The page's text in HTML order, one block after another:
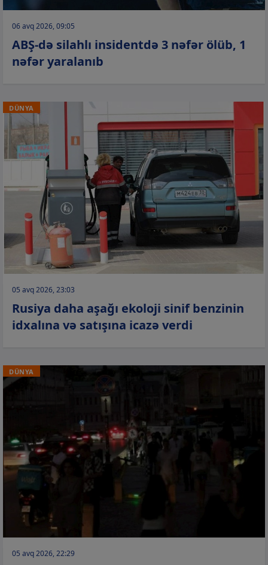
06 avq 2026, 09:05
ABŞ-də silahlı insidentdə 3 nəfər ölüb, 1
nəfər yaralanıb
DÜNYA
05 avq 2026, 23:03
Rusiya daha aşağı ekoloji sinif benzinin
idxalına və satışına icazə verdi
DÜNYA
05 avq 2026, 22:29